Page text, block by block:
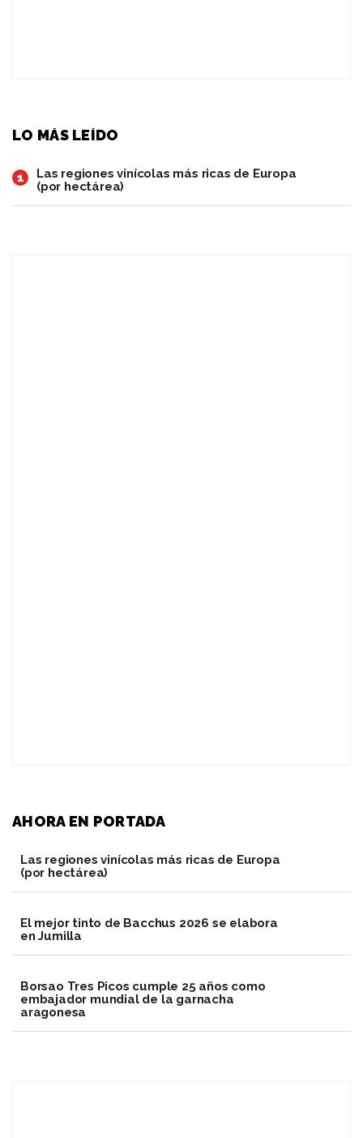
LO MÁS LEÍDO
1
Las regiones vinícolas más ricas de Europa
(por hectárea)
AHORA EN PORTADA
Las regiones vinícolas más ricas de Europa
(por hectárea)
El mejor tinto de Bacchus 2026 se elabora
en Jumilla
Borsao Tres Picos cumple 25 años como
embajador mundial de la garnacha
aragonesa